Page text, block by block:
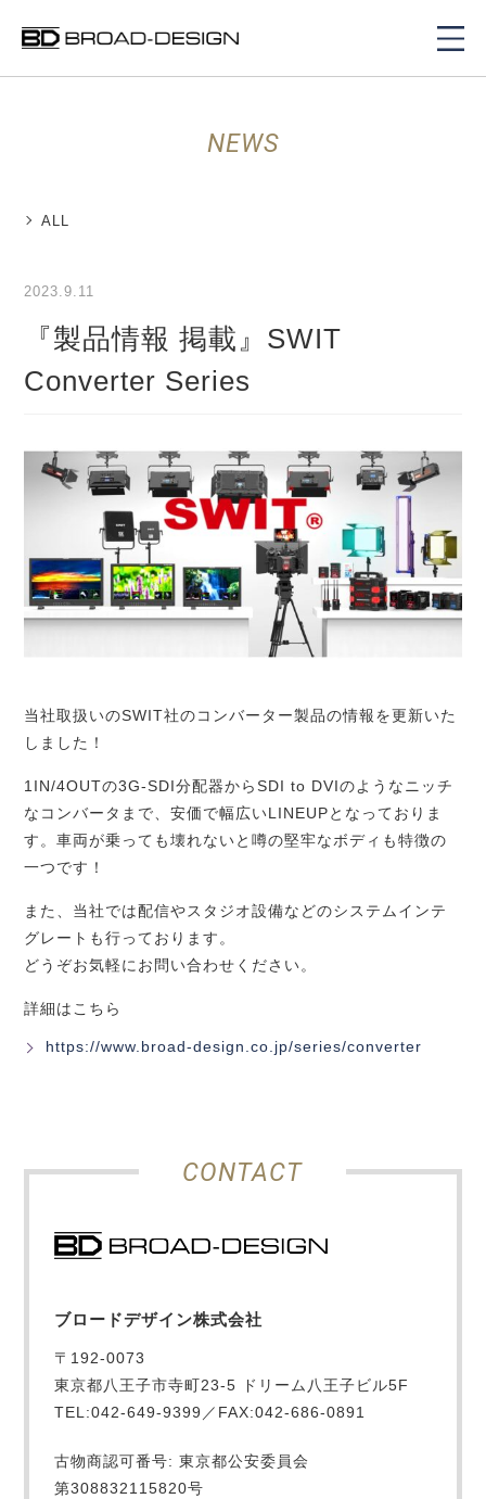
NEWS
ALL
2023.9.11
『製品情報 掲載』SWIT
Converter Series
当社取扱いのSWIT社のコンバーター製品の情報を更新いた
しました！
1IN/4OUTの3G-SDI分配器からSDI to DVIのようなニッチ
なコンバータまで、安価で幅広いLINEUPとなっておりま
す。車両が乗っても壊れないと噂の堅牢なボディも特徴の
一つです！
また、当社では配信やスタジオ設備などのシステムインテ
グレートも行っております。
どうぞお気軽にお問い合わせください。
詳細はこちら
https://www.broad-design.co.jp/series/converter
CONTACT
ブロードデザイン株式会社
〒192-0073
東京都八王子市寺町23-5 ドリーム八王子ビル5F
TEL:042-649-9399／FAX:042-686-0891
古物商認可番号: 東京都公安委員会
第308832115820号